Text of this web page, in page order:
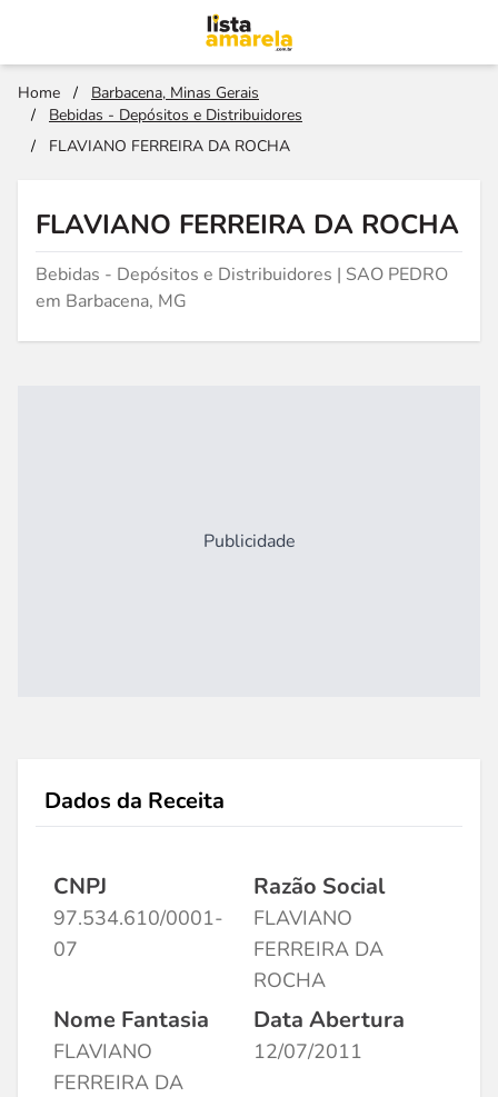
Home /
Barbacena, Minas Gerais
/
Bebidas - Depósitos e Distribuidores
/
FLAVIANO FERREIRA DA ROCHA
FLAVIANO FERREIRA DA ROCHA
Bebidas - Depósitos e Distribuidores | SAO PEDRO
em Barbacena, MG
Publicidade
Dados da Receita
CNPJ
97.534.610/0001-
07
Razão Social
FLAVIANO
FERREIRA DA
ROCHA
Nome Fantasia
FLAVIANO
FERREIRA DA
Data Abertura
12/07/2011